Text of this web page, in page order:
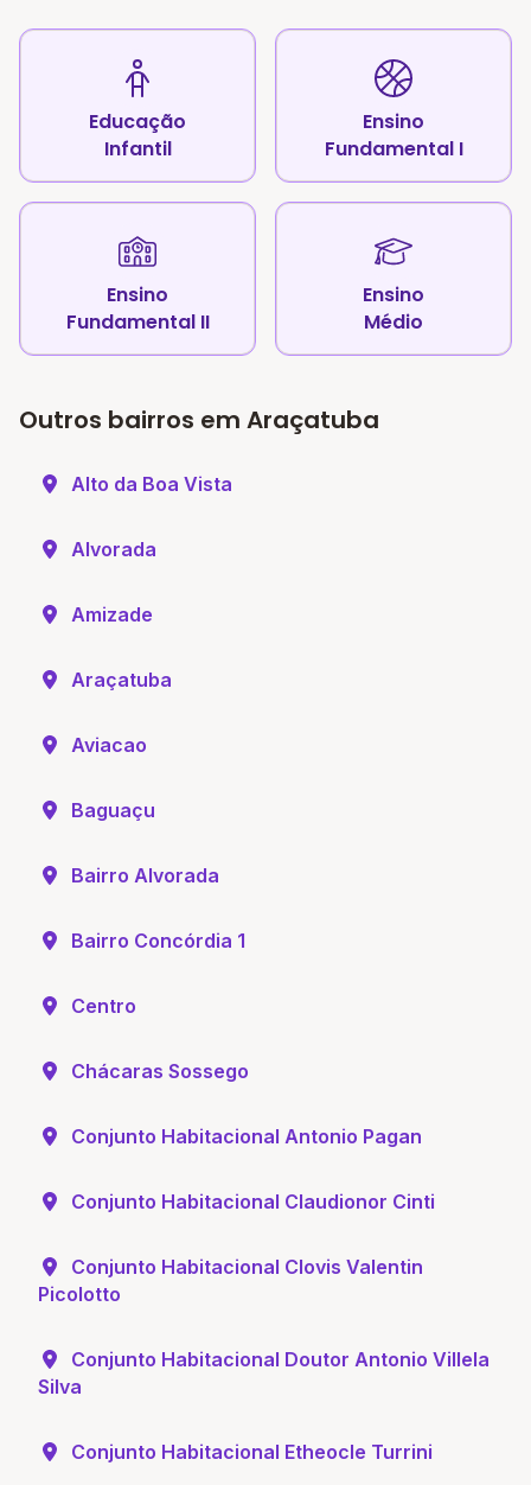
Educação
Infantil
Ensino
Fundamental I
Ensino
Fundamental II
Ensino
Médio
Outros bairros em Araçatuba
Alto da Boa Vista
Alvorada
Amizade
Araçatuba
Aviacao
Baguaçu
Bairro Alvorada
Bairro Concórdia 1
Centro
Chácaras Sossego
Conjunto Habitacional Antonio Pagan
Conjunto Habitacional Claudionor Cinti
Conjunto Habitacional Clovis Valentin
Picolotto
Conjunto Habitacional Doutor Antonio Villela
Silva
Conjunto Habitacional Etheocle Turrini